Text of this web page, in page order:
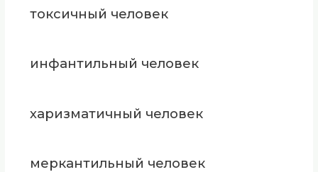
токсичный человек
инфантильный человек
харизматичный человек
меркантильный человек